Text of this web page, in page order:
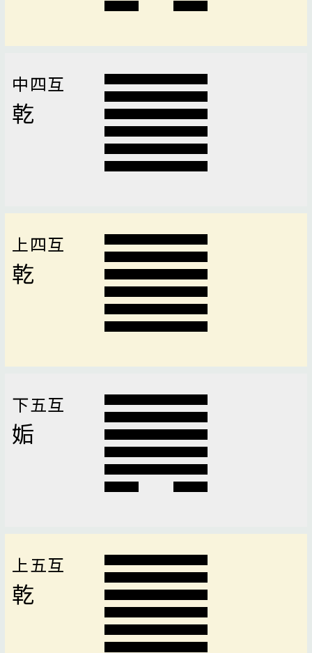
中四互
乾
上四互
乾
下五互
姤
上五互
乾